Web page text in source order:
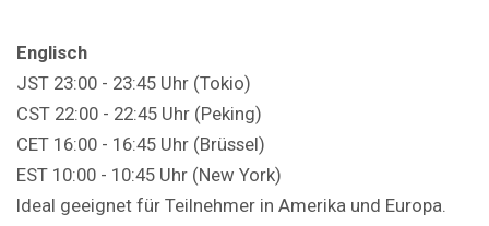
Englisch
JST 23:00 - 23:45 Uhr (Tokio)
CST 22:00 - 22:45 Uhr (Peking)
CET 16:00 - 16:45 Uhr (Brüssel)
EST 10:00 - 10:45 Uhr (New York)
Ideal geeignet für Teilnehmer in Amerika und Europa.